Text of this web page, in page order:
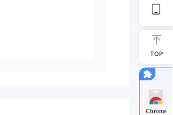
TOP
Chrome